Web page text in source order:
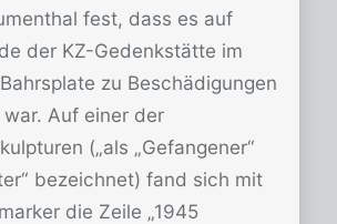
fest, dass es auf
der KZ-Gedenkstätte im
zu Beschädigungen
Auf einer der
(„als „Gefangener“
bezeichnet) fand sich mit
die Zeile „1945